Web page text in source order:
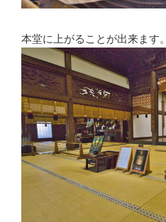
本堂に上がることが出来ます。